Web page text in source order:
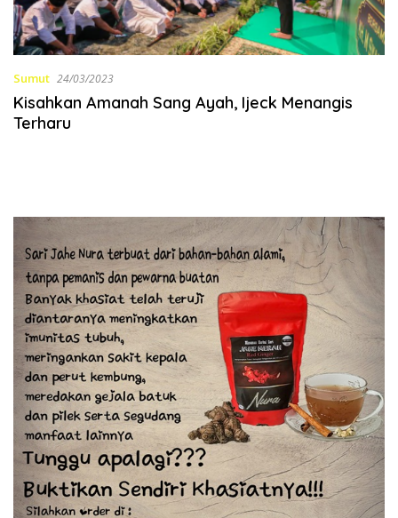
Sumut 24/03/2023
Kisahkan Amanah Sang Ayah, Ijeck Menangis
Terharu